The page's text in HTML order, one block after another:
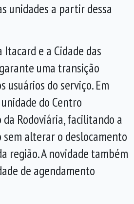
unidades a partir dessa
Itacard e a Cidade das
uma transição
usuários do serviço. Em
do Centro
Rodoviária, facilitando a
sem alterar o deslocamento
região. A novidade também
de agendamento